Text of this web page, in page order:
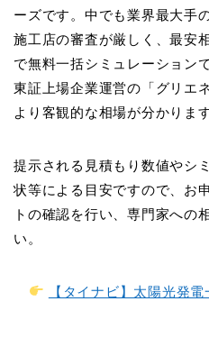
ーズです。中でも業界最大手
施工店の審査が厳しく、最安
で無料一括シミュレーション
東証上場企業運営の「グリエ
より客観的な相場が分かります
提示される見積もり数値やシ
状等による目安ですので、お
トの確認を行い、専門家への
い。
【タイナビ】太陽光発